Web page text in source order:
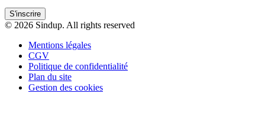
S'inscrire
© 2026 Sindup. All rights reserved
Mentions légales
CGV
Politique de confidentialité
Plan du site
Gestion des cookies